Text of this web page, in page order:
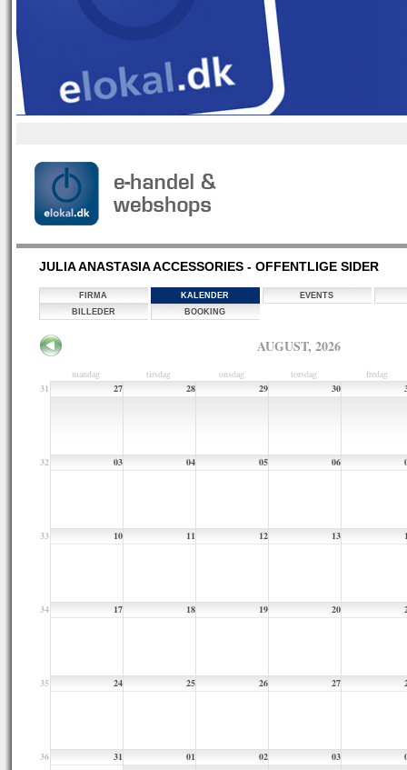
JULIA ANASTASIA ACCESSORIES - OFFENTLIGE SIDER
FIRMA KALENDER
EVENTS
BILLEDER
BOOKING
AUGUST, 2026
mandag tirsdag onsdag torsdag
fredag
31
27 28 29 30
32 03 04 05 06
33 10 11 12 13
34 17 18 19 20
35 24 25 26 27
36 31 01 02 03